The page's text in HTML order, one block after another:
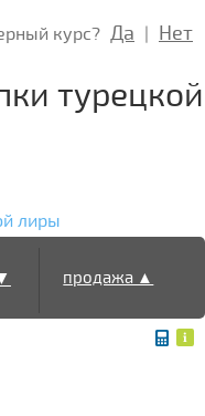
курс? Да | Нет
турецкой
лиры
продажа ▲